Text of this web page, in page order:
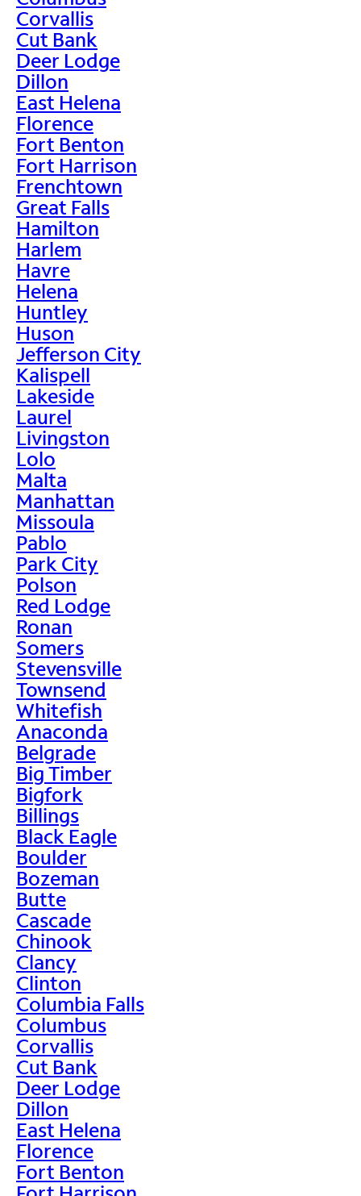
Corvallis
Cut Bank
Deer Lodge
Dillon
East Helena
Florence
Fort Benton
Fort Harrison
Frenchtown
Great Falls
Hamilton
Harlem
Havre
Helena
Huntley
Huson
Jefferson City
Kalispell
Lakeside
Laurel
Livingston
Lolo
Malta
Manhattan
Missoula
Pablo
Park City
Polson
Red Lodge
Ronan
Somers
Stevensville
Townsend
Whitefish
Anaconda
Belgrade
Big Timber
Bigfork
Billings
Black Eagle
Boulder
Bozeman
Butte
Cascade
Chinook
Clancy
Clinton
Columbia Falls
Columbus
Corvallis
Cut Bank
Deer Lodge
Dillon
East Helena
Florence
Fort Benton